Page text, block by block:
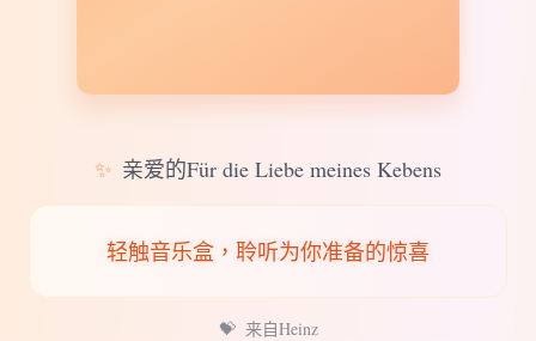
✨ 亲爱的Für die Liebe meines Kebens
轻触音乐盒，聆听为你准备的惊喜
💝 来自Heinz